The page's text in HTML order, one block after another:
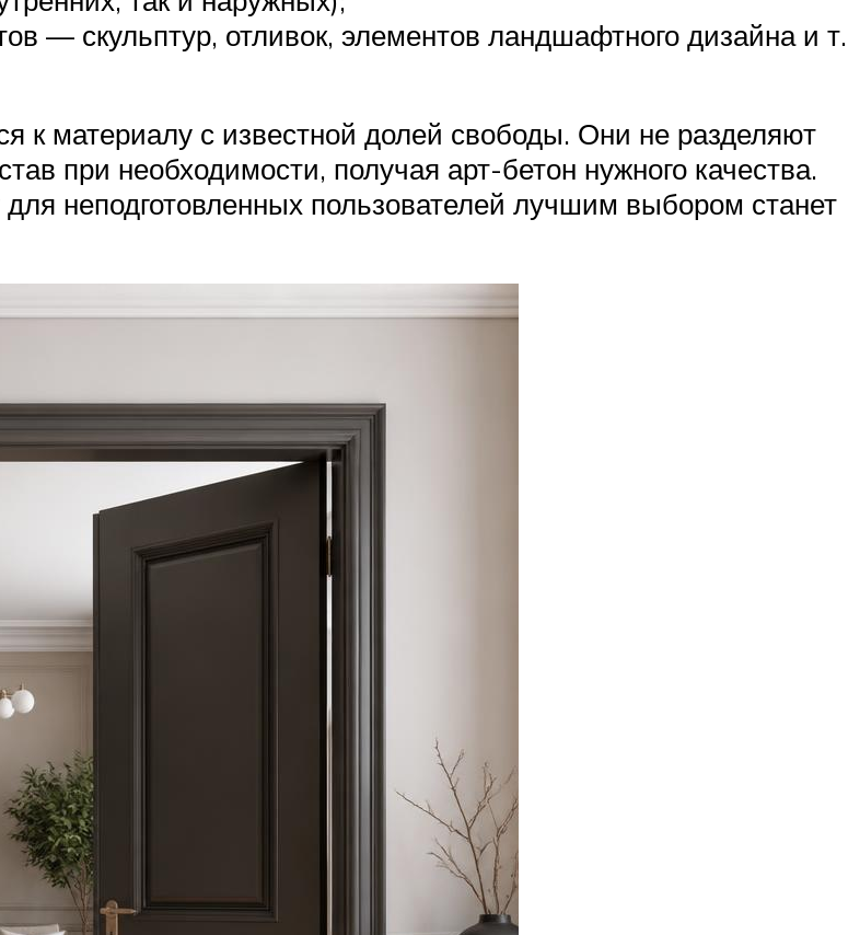
— скульптур, отливок, элементов ландшафтного дизайна и т.
к материалу с известной долей свободы. Они не разделяют
при необходимости, получая арт-бетон нужного качества.
неподготовленных пользователей лучшим выбором станет